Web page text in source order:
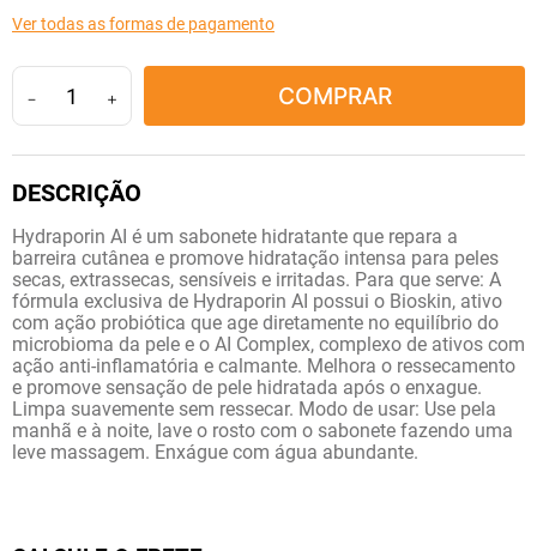
Ver todas as formas de pagamento
＋
－ COMPRAR
Hydraporin AI é um sabonete hidratante que repara a
barreira cutânea e promove hidratação intensa para peles
secas, extrassecas, sensíveis e irritadas. Para que serve: A
fórmula exclusiva de Hydraporin AI possui o Bioskin, ativo
com ação probiótica que age diretamente no equilíbrio do
microbioma da pele e o AI Complex, complexo de ativos com
ação anti-inflamatória e calmante. Melhora o ressecamento
e promove sensação de pele hidratada após o enxague.
Limpa suavemente sem ressecar. Modo de usar: Use pela
manhã e à noite, lave o rosto com o sabonete fazendo uma
leve massagem. Enxágue com água abundante.
10º lola